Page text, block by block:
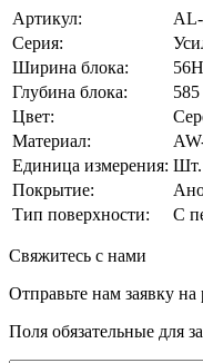
Артикул:
Серия:
Ширина блока:
Глубина блока:
Цвет:
Материал:
Единица измерения: Шт.
Покрытие:
Тип поверхности:
С
Свяжитесь с нами
Отправьте нам заявку
Поля обязательные для